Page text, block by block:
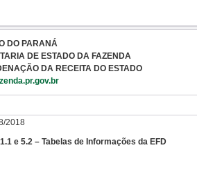
DO PARANÁ
DE ESTADO DA FAZENDA
DA RECEITA DO ESTADO
2018
e 5.2 – Tabelas de Informações da EFD